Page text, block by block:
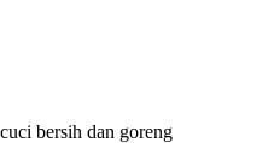
bersih dan goreng